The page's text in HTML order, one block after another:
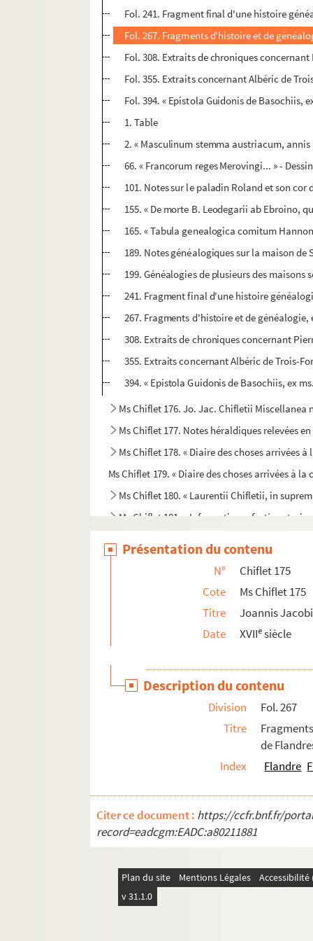
Fol. 241. Fragment final d'une histoire
Fol. 267. Fragments d'histoire et de
Fol. 308. Extraits de chroniques
Fol. 355. Extraits concernant Albéric de
Fol. 394. « Epistola Guidonis de Basochiis,
1. Table
2. « Masculinum stemma austriacum,
66. « Francorum reges Merovingi... » -
101. Notes sur le paladin Roland et son cor
155. « De morte B. Leodegarii ab Ebroino,
165. « Tabula genealogica comitum
189. Notes généalogiques sur la maison de
199. Généalogies de plusieurs des
241. Fragment final d'une histoire
267. Fragments d'histoire et de
308. Extraits de chroniques concernant
355. Extraits concernant Albéric de Trois-
394. « Epistola Guidonis de Basochiis, ex
Ms Chiflet 176. Jo. Jac. Chifletii
Ms Chiflet 177. Notes héraldiques relevées
Ms Chiflet 178. « Diaire des choses arrivées
Ms Chiflet 179. « Diaire des choses arrivées à
Ms Chiflet 180. « Laurentii Chifletii, in
Ms Chiflet 181. « Informatio perfecti oratoris
Ms Chiflet 183. « Lecture spirituelle », par Jules
Ms Chiflet 189. « Adversaria rei antiquariae
Ms Chiflet 190. « Patrocinii reorum capitis
Ms Chiflet 191. « Monita politica ad
Ms Chiflet 192. « Aeneae Sylvii
Ms Chiflet 195. Lettres écrites à François-
Ms Chiflet 196. « Recueil de jurisprudence
Ms Chiflet 197. « Recueil de certains
Ms Chiflet 199. Questions de jurisprudence
Ms Chiflet 200. « Le Miroir de l'ordre du
Présentation du contenu
N°
Chiflet 175
Cote
Ms Chiflet 175
Titre
Joannis
Date
XVIIesiècle
Description du contenu
Division
Fol. 267
Titre
de
Index
Flandre
Citer ce document : https://ccfr.bnf.fr/
record=eadcgm:EADC:a80211881
Plan du site Mentions Légales
v 31.1.0